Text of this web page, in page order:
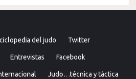
del judo Twitter
Entrevistas Facebook
Judo…técnica y táctica